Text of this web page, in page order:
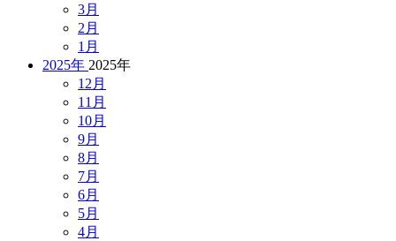
3月
2月
1月
2025年 2025年
12月
11月
10月
9月
8月
7月
6月
5月
4月